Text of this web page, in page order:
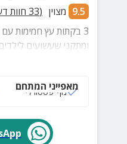
9.5 מצוין (
33 חוות
ומתקני שעשועים
אטרקציות באזור.
מאפייני המתחם
נוף פסטורלי